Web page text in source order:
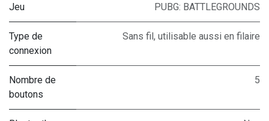
Jeu PUBG: BATTLEGROUNDS
Type de
connexion
Sans fil, utilisable aussi en filaire
Nombre de
boutons
5